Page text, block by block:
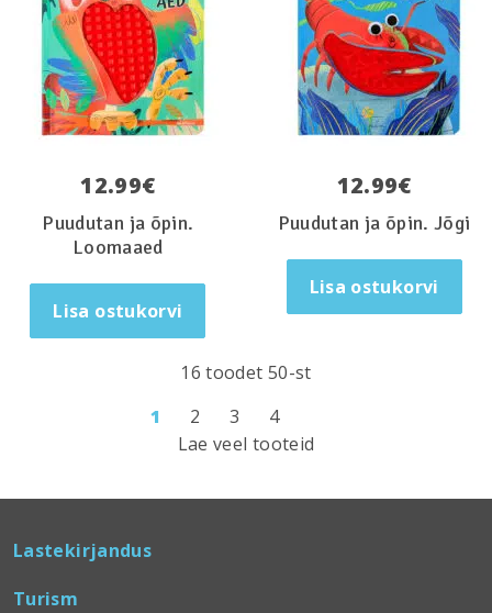
12.99€
Puudutan ja õpin.
Loomaaed
Lisa ostukorvi
12.99€
Puudutan ja õpin. Jõgi
Lisa ostukorvi
16 toodet 50-st
1
2 3
4
Lae veel tooteid
Lastekirjandus
Turism